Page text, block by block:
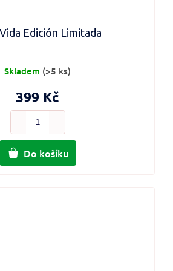
Edición Limitada
399 Kč
Do košíku
Skladem (>5 ks)